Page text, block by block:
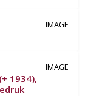
IMAGE
IMAGE
1934),